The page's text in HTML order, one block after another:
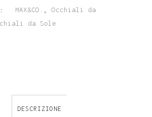
MAX&CO.
Occhiali da
da Sole
DESCRIZIONE